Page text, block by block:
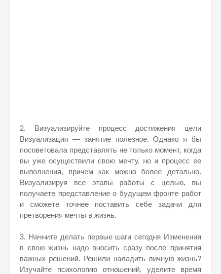
2. Визуализируйте процесс достижения цели
Визуализация — занятие полезное. Однако я бы
посоветовала представлять не только момент, когда
вы уже осуществили свою мечту, но и процесс ее
выполнения, причем как можно более детально.
Визуализируя все этапы работы с целью, вы
получаете представление о будущем фронте работ
и сможете точнее поставить себе задачи для
претворения мечты в жизнь.
3. Начните делать первые шаги сегодня Изменения
в свою жизнь надо вносить сразу после принятия
важных решений. Решили наладить личную жизнь?
Изучайте психологию отношений, уделите время